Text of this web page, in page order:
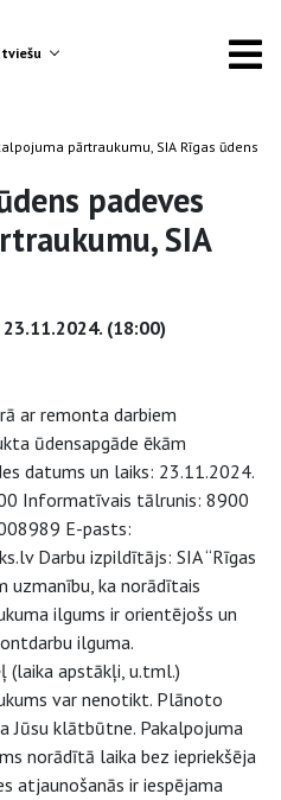
pārtraukumu, SIA Rīgas ūdens
padeves
SIA
(18:00)
ar remonta darbiem
ūdensapgāde ēkām
datums un laiks: 23.11.2024.
Informatīvais tālrunis: 8900
E-pasts:
Darbu izpildītājs: SIA “Rīgas
uzmanību, ka norādītais
ilgums ir orientējošs un
ilguma.
(laika apstākļi, u.tml.)
var nenotikt. Plānoto
Jūsu klātbūtne. Pakalpojuma
norādītā laika bez iepriekšēja
atjaunošanās ir iespējama